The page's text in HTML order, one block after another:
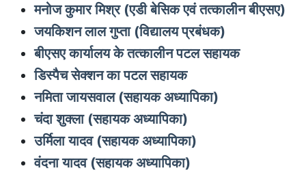
मनोज कुमार मिश्र (एडी बेसिक एवं तत्कालीन बीएसए)
जयकिशन लाल गुप्ता (विद्यालय प्रबंधक)
बीएसए कार्यालय के तत्कालीन पटल सहायक
डिस्पैच सेक्शन का पटल सहायक
नमिता जायसवाल (सहायक अध्यापिका)
चंदा शुक्ला (सहायक अध्यापिका)
उर्मिला यादव (सहायक अध्यापिका)
वंदना यादव (सहायक अध्यापिका)